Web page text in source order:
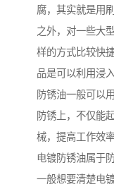
腐，其实就是用
之外，对一些大
样的方式比较快
品是可以利用浸
防锈油一般可以
防锈上，不仅能
械，提高工作效
电镀防锈油属于
一般想要清楚电